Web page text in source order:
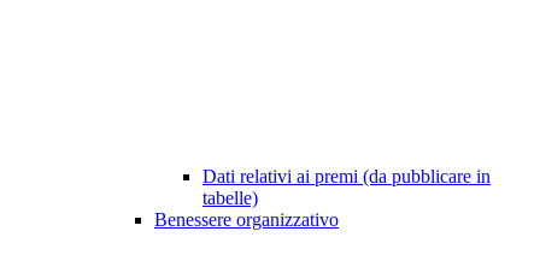
Dati relativi ai premi (da pubblicare in
tabelle)
Benessere organizzativo